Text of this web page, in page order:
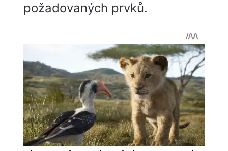
požadovaných prvků.